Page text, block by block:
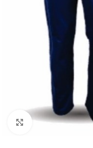
Clique para ampliar